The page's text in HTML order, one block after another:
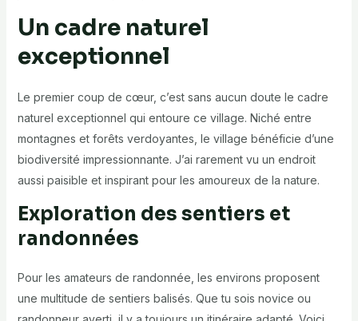
Un cadre naturel
exceptionnel
Le premier coup de cœur, c’est sans aucun doute le cadre
naturel exceptionnel qui entoure ce village. Niché entre
montagnes et forêts verdoyantes, le village bénéficie d’une
biodiversité impressionnante. J’ai rarement vu un endroit
aussi paisible et inspirant pour les amoureux de la nature.
Exploration des sentiers et
randonnées
Pour les amateurs de randonnée, les environs proposent
une multitude de sentiers balisés. Que tu sois novice ou